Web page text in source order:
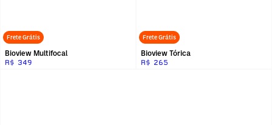
Frete Grátis
Bioview Multifocal
R$ 349
Frete Grátis
Bioview Tórica
R$ 265